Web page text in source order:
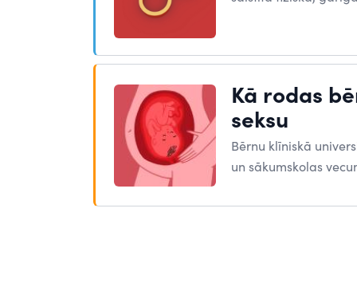
Kā rodas
seksu
Bērnu klīniskā
un sākumskolas